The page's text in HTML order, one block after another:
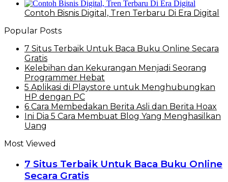
Contoh Bisnis Digital, Tren Terbaru Di Era Digital
Popular Posts
7 Situs Terbaik Untuk Baca Buku Online Secara
Gratis
Kelebihan dan Kekurangan Menjadi Seorang
Programmer Hebat
5 Aplikasi di Playstore untuk Menghubungkan
HP dengan PC
6 Cara Membedakan Berita Asli dan Berita Hoax
Ini Dia 5 Cara Membuat Blog Yang Menghasilkan
Uang
Most Viewed
7 Situs Terbaik Untuk Baca Buku Online
Secara Gratis